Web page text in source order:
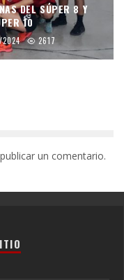
DEL SÚPER 8 Y
10
2617
un comentario.